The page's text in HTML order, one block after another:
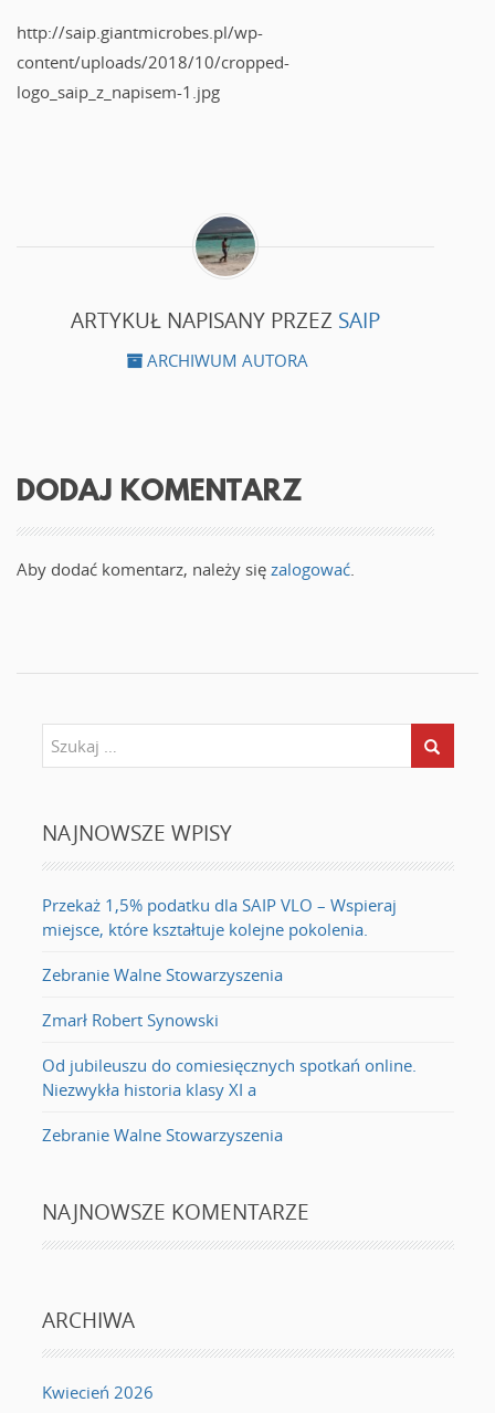
http://saip.giantmicrobes.pl/wp-
content/uploads/2018/10/cropped-
logo_saip_z_napisem-1.jpg
ARTYKUŁ NAPISANY PRZEZ SAIP
ARCHIWUM AUTORA
DODAJ KOMENTARZ
Aby dodać komentarz, należy się zalogować.
NAJNOWSZE WPISY
Przekaż 1,5% podatku dla SAIP VLO – Wspieraj
miejsce, które kształtuje kolejne pokolenia.
Zebranie Walne Stowarzyszenia
Zmarł Robert Synowski
Od jubileuszu do comiesięcznych spotkań online.
Niezwykła historia klasy XI a
Zebranie Walne Stowarzyszenia
NAJNOWSZE KOMENTARZE
ARCHIWA
Kwiecień 2026